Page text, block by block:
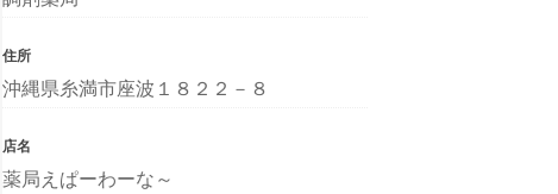
住所
沖縄県糸満市座波１８２２－８
店名
薬局えぱーわーな～